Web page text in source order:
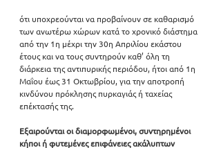
ότι υποχρεούνται να προβαίνουν σε καθαρισμό
των ανωτέρω χώρων κατά το χρονικό διάστημα
από την 1η μέχρι την 30η Απριλίου εκάστου
έτους και να τους συντηρούν καθ’ όλη τη
διάρκεια της αντιπυρικής περιόδου, ήτοι από 1η
Μαΐου έως 31 Οκτωβρίου, για την αποτροπή
κινδύνου πρόκλησης πυρκαγιάς ή ταχείας
επέκτασής της.
Εξαιρούνται οι διαμορφωμένοι, συντηρημένοι
κήποι ή φυτεμένες επιφάνειες ακάλυπτων